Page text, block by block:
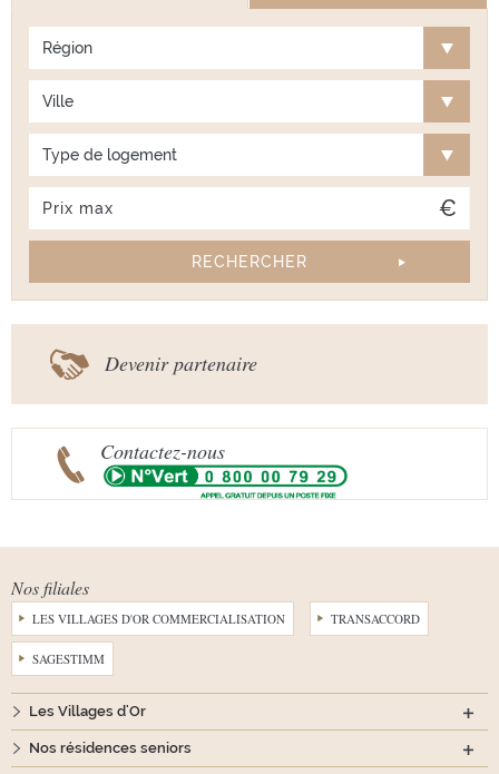
Région
Ville
Type de logement
Devenir partenaire
Contactez-nous
Nos filiales
LES VILLAGES D'OR COMMERCIALISATION TRANSACCORD
SAGESTIMM
Les Villages d'Or
Nos résidences seniors